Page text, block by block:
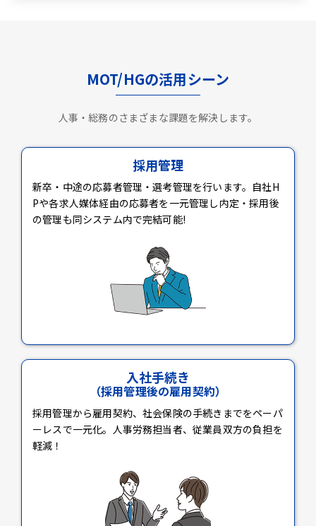
MOT/HGの活用シーン
人事・総務のさまざまな課題を解決します。
採用管理
新卒・中途の応募者管理・選考管理を行います。自社H
Pや各求人媒体経由の応募者を一元管理し内定・採用後
の管理も同システム内で完結可能!
入社手続き
（採用管理後の雇用契約）
採用管理から雇用契約、社会保険の手続きまでをペーパ
ーレスで一元化。人事労務担当者、従業員双方の負担を
軽減！